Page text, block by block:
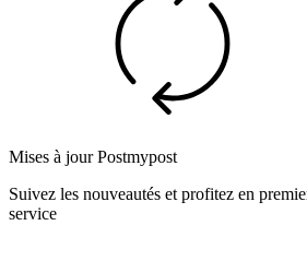
Mises à jour Postmypost
Suivez les nouveautés et profitez en
service